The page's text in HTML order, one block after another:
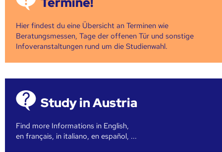
Hier findest du eine Übersicht an Terminen wie
Beratungsmessen, Tage der offenen Tür und sonstige
Infoveranstaltungen rund um die Studienwahl.
Study in Austria
Find more Informations in English,
en français, in italiano, en español, ...